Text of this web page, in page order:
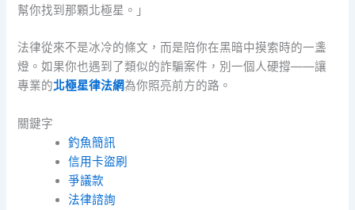
幫你找到那顆北極星。」
法律從來不是冰冷的條文，而是陪你在黑暗中摸索時的一盞
燈。如果你也遇到了類似的詐騙案件，別一個人硬撐——讓
專業的北極星律法網為你照亮前方的路。
關鍵字
釣魚簡訊
信用卡盜刷
爭議款
法律諮詢